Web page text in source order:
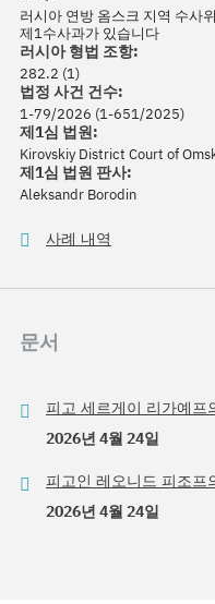
러시아 연방 옴스크 지역 수사
제1수사과가 있습니다
러시아 형법 조항:
282.2 (1)
법정 사건 건수:
1-79/2026 (1-651/2025)
제1심 법원:
Kirovskiy District Court of
제1심 법원 판사:
Aleksandr Borodin
사례 내역
문서
피고 세르게이 리가예프
2026년 4월 24일
피고인 레오니드 피조프
2026년 4월 24일